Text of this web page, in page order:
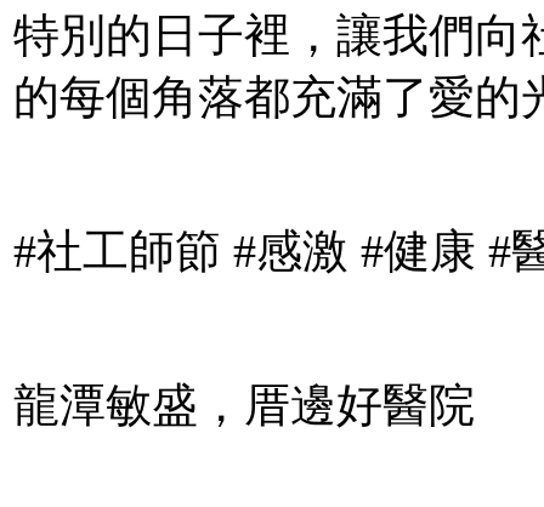
特別的日子裡，讓我們向
的每個角落都充滿了愛的
#社工師節 #感激 #健康 #
龍潭敏盛，厝邊好醫院